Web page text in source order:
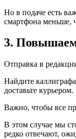
Но в подаче есть
смартфона меньше,
3. Повышаем
Отправка в
Найдите
доставьте
Важно, чтобы все
В этом случае мы
редко отвечают,